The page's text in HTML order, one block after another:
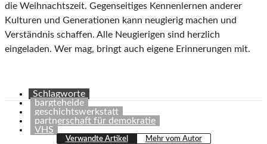
die Weihnachtszeit. Gegenseitiges Kennenlernen anderer
Kulturen und Generationen kann neugierig machen und
Verständnis schaffen. Alle Neugierigen sind herzlich
eingeladen. Wer mag, bringt auch eigene Erinnerungen mit.
Schlagworte
bargteheide
geschichtswerkstatt
partnerschaft für demokratie
VHS
Verwandte Artikel Mehr vom Autor